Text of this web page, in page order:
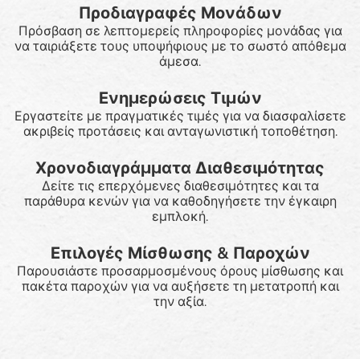
Προδιαγραφές Μονάδων
Πρόσβαση σε λεπτομερείς πληροφορίες μονάδας για
να ταιριάξετε τους υποψήφιους με το σωστό απόθεμα
άμεσα.
Ενημερώσεις Τιμών
Εργαστείτε με πραγματικές τιμές για να διασφαλίσετε
ακριβείς προτάσεις και ανταγωνιστική τοποθέτηση.
Χρονοδιαγράμματα Διαθεσιμότητας
Δείτε τις επερχόμενες διαθεσιμότητες και τα
παράθυρα κενών για να καθοδηγήσετε την έγκαιρη
εμπλοκή.
Επιλογές Μίσθωσης & Παροχών
Παρουσιάστε προσαρμοσμένους όρους μίσθωσης και
πακέτα παροχών για να αυξήσετε τη μετατροπή και
την αξία.